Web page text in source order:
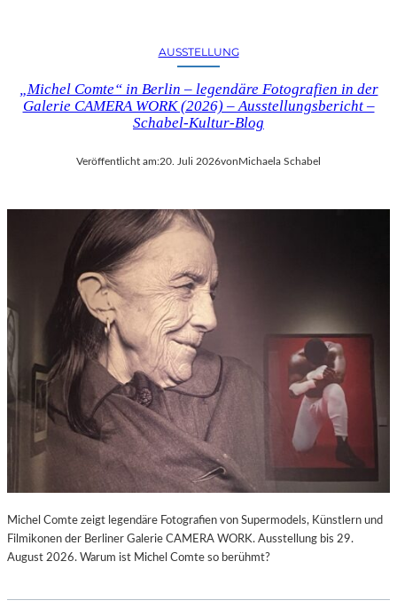
AUSSTELLUNG
„Michel Comte“ in Berlin – legendäre Fotografien in der
Galerie CAMERA WORK (2026) – Ausstellungsbericht –
Schabel-Kultur-Blog
Veröffentlicht am:20. Juli 2026vonMichaela Schabel
Michel Comte zeigt legendäre Fotografien von Supermodels, Künstlern und
Filmikonen der Berliner Galerie CAMERA WORK. Ausstellung bis 29.
August 2026. Warum ist Michel Comte so berühmt?